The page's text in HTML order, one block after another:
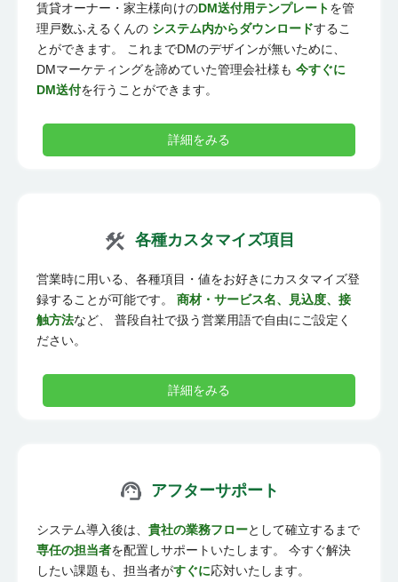
賃貸オーナー・家主様向けのDM送付用テンプレートを管
理戸数ふえるくんの システム内からダウンロードするこ
とができます。 これまでDMのデザインが無いために、
DMマーケティングを諦めていた管理会社様も 今すぐに
DM送付を行うことができます。
詳細をみる
各種カスタマイズ項目
営業時に用いる、各種項目・値をお好きにカスタマイズ登
録することが可能です。 商材・サービス名、見込度、接
触方法など、 普段自社で扱う営業用語で自由にご設定く
ださい。
詳細をみる
アフターサポート
システム導入後は、 貴社の業務フローとして確立するまで
専任の担当者を配置しサポートいたします。 今すぐ解決
したい課題も、担当者がすぐに応対いたします。